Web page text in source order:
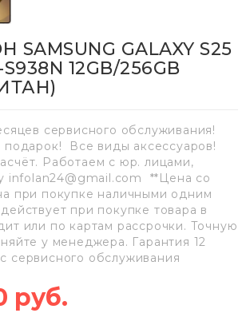
GALAXY S25
S938N 12GB/256GB
сервисного обслуживания!
подарок! Все виды аксессуаров!
Работаем с юр. лицами,
infolan24@gmail.com **Цена со
при покупке наличными одним
при покупке товара в
или по картам рассрочки. Точную
у менеджера. Гарантия 12
сервисного обслуживания
руб.